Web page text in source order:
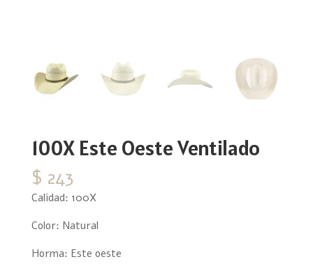
100X Este Oeste Ventilado
$ 243
Calidad: 100X
Color: Natural
Horma: Este oeste